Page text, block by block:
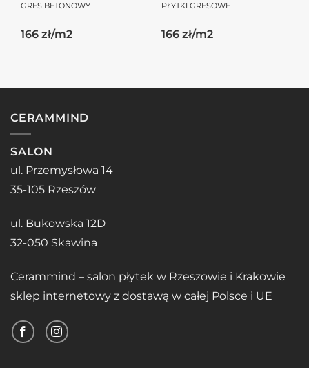
GRES BETONOWY
166 zł/m2
PŁYTKI GRESOWE
166 zł/m2
CERAMMIND
SALON
ul. Przemysłowa 14
35-105 Rzeszów
ul. Bukowska 12D
32-050 Skawina
Cerammind – salon płytek w Rzeszowie i Krakowie
sklep internetowy z dostawą w całej Polsce i UE